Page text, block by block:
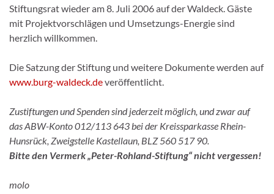
Stiftungsrat wieder am 8. Juli 2006 auf der Waldeck. Gäste
mit Projektvorschlägen und Umsetzungs-Energie sind
herzlich willkommen.
Die Satzung der Stiftung und weitere Dokumente werden auf
www.burg-waldeck.deveröffentlicht.
Zustiftungen und Spenden sind jederzeit möglich, und zwar auf
das ABW-Konto 012/113 643 bei der Kreissparkasse Rhein-
Hunsrück, Zweigstelle Kastellaun, BLZ 560 517 90.
Bitte den Vermerk „Peter-Rohland-Stiftung“ nicht vergessen!
molo